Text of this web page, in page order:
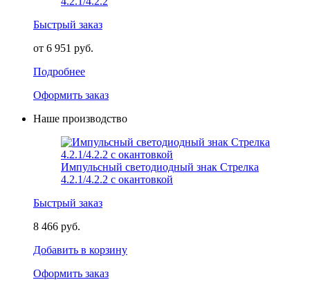
Быстрый заказ
от 6 951 руб.
Подробнее
Оформить заказ
Наше производство
Импульсный светодиодный знак Стрелка
4.2.1/4.2.2 с окантовкой
Быстрый заказ
8 466 руб.
Добавить в корзину
Оформить заказ